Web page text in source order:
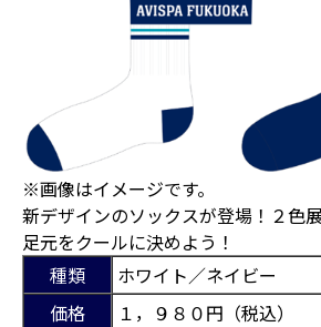
※画像はイメージです。
新デザインのソックスが登場！２色
足元をクールに決めよう！
種類
ホワイト／ネイビー
価格
１，９８０円（税込）